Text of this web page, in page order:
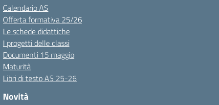
Calendario AS
Offerta formativa 25/26
Le schede didattiche
I progetti delle classi
Documenti 15 maggio
Maturità
Libri di testo AS 25-26
Novità